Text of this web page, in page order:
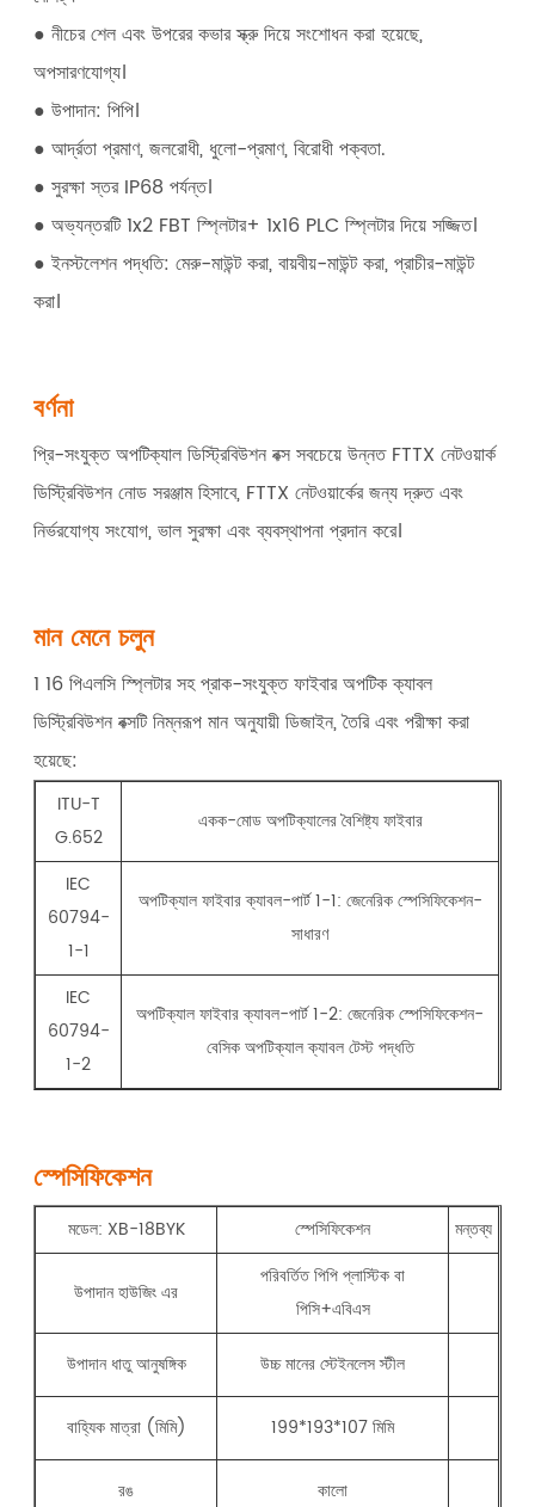
● নীচের শেল এবং উপরের কভার স্ক্রু দিয়ে সংশোধন করা হয়েছে,
অপসারণযোগ্য।
● উপাদান: পিপি।
● আর্দ্রতা প্রমাণ, জলরোধী, ধুলো-প্রমাণ, বিরোধী পক্বতা.
● সুরক্ষা স্তর IP68 পর্যন্ত।
● অভ্যন্তরটি 1x2 FBT স্প্লিটার+ 1x16 PLC স্প্লিটার দিয়ে সজ্জিত।
● ইনস্টলেশন পদ্ধতি: মেরু-মাউন্ট করা, বায়বীয়-মাউন্ট করা, প্রাচীর-মাউন্ট
করা।
বর্ণনা
প্রি-সংযুক্ত অপটিক্যাল ডিস্ট্রিবিউশন বক্স সবচেয়ে উন্নত FTTX নেটওয়ার্ক
ডিস্ট্রিবিউশন নোড সরঞ্জাম হিসাবে, FTTX নেটওয়ার্কের জন্য দ্রুত এবং
নির্ভরযোগ্য সংযোগ, ভাল সুরক্ষা এবং ব্যবস্থাপনা প্রদান করে।
মান মেনে চলুন
1 16 পিএলসি স্প্লিটার সহ প্রাক-সংযুক্ত ফাইবার অপটিক ক্যাবল
ডিস্ট্রিবিউশন বক্সটি নিম্নরূপ মান অনুযায়ী ডিজাইন, তৈরি এবং পরীক্ষা করা
হয়েছে:
ITU-T
G.652
একক-মোড অপটিক্যালের বৈশিষ্ট্য ফাইবার
IEC
60794-
1-1
অপটিক্যাল ফাইবার ক্যাবল-পার্ট 1-1: জেনেরিক স্পেসিফিকেশন-
সাধারণ
IEC
60794-
1-2
অপটিক্যাল ফাইবার ক্যাবল-পার্ট 1-2: জেনেরিক স্পেসিফিকেশন-
বেসিক অপটিক্যাল ক্যাবল টেস্ট পদ্ধতি
স্পেসিফিকেশন
মডেল: XB-18BYK স্পেসিফিকেশন মন্তব্য
উপাদান হাউজিং এর
পরিবর্তিত পিপি প্লাস্টিক বা
পিসি+এবিএস
উপাদান ধাতু আনুষঙ্গিক
উচ্চ মানের স্টেইনলেস স্টীল
বাহ্যিক মাত্রা (মিমি) 199*193*107 মিমি
রঙ
কালো